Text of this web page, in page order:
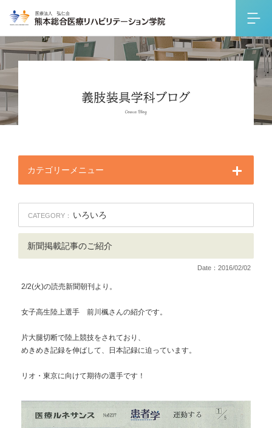
カテゴリーメニュー
CATEGORY： いろいろ
新聞掲載記事のご紹介
Date：2016/02/02
2/2(火)の読売新聞朝刊より。
女子高生陸上選手 前川楓さんの紹介です。
片大腿切断で陸上競技をされており、
めきめき記録を伸ばして、日本記録に迫っています。
リオ・東京に向けて期待の選手です！